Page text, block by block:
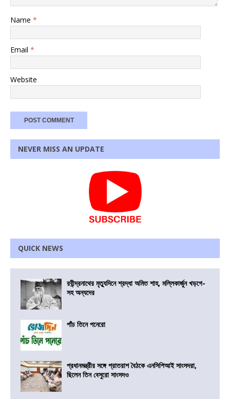
Name *
Email *
Website
NEVER MISS AN UPDATE
QUICK NEWS
রবীন্দ্রনাথের মৃত্যুদিনে শ্রদ্ধা অমিত শাহ, মল্লিকার্জুন খড়গে-
সহ অন্যদের
পাঁচ তিনে পনেরো
প্রধানমন্ত্রীর সঙ্গে প্রাতরাশ বৈঠকে এনসিপিআই সাংসদরা,
ছিলেন তিন বেসুরো সাংসদও